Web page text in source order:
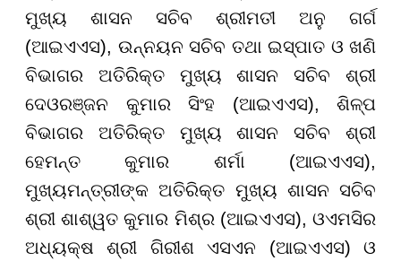
ମୁଖ୍ୟ ଶାସନ ସଚିବ ଶ୍ରୀମତୀ ଅନୁ ଗର୍ଗ
(ଆଇଏଏସ), ଉନ୍ନୟନ ସଚିବ ତଥା ଇସ୍ପାତ ଓ ଖଣି
ବିଭାଗର ଅତିରିକ୍ତ ମୁଖ୍ୟ ଶାସନ ସଚିବ ଶ୍ରୀ
ଦେଓରଞ୍ଜନ କୁମାର ସିଂହ (ଆଇଏଏସ), ଶିଳ୍ପ
ବିଭାଗର ଅତିରିକ୍ତ ମୁଖ୍ୟ ଶାସନ ସଚିବ ଶ୍ରୀ
ହେମନ୍ତ କୁମାର ଶର୍ମା (ଆଇଏଏସ),
ମୁଖ୍ୟମନ୍ତ୍ରୀଙ୍କ ଅତିରିକ୍ତ ମୁଖ୍ୟ ଶାସନ ସଚିବ
ଶ୍ରୀ ଶାଶ୍ୱତ କୁମାର ମିଶ୍ର (ଆଇଏଏସ), ଓଏମସିର
ଅଧ୍ୟକ୍ଷ ଶ୍ରୀ ଗିରୀଶ ଏସଏନ (ଆଇଏଏସ) ଓ